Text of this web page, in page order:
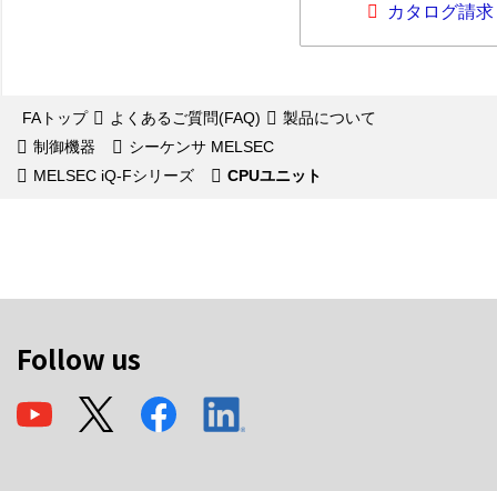
カタログ請求
FAトップ よくあるご質問(FAQ)
製品について
制御機器
シーケンサ MELSEC
MELSEC iQ-Fシリーズ
CPUユニット
Follow us